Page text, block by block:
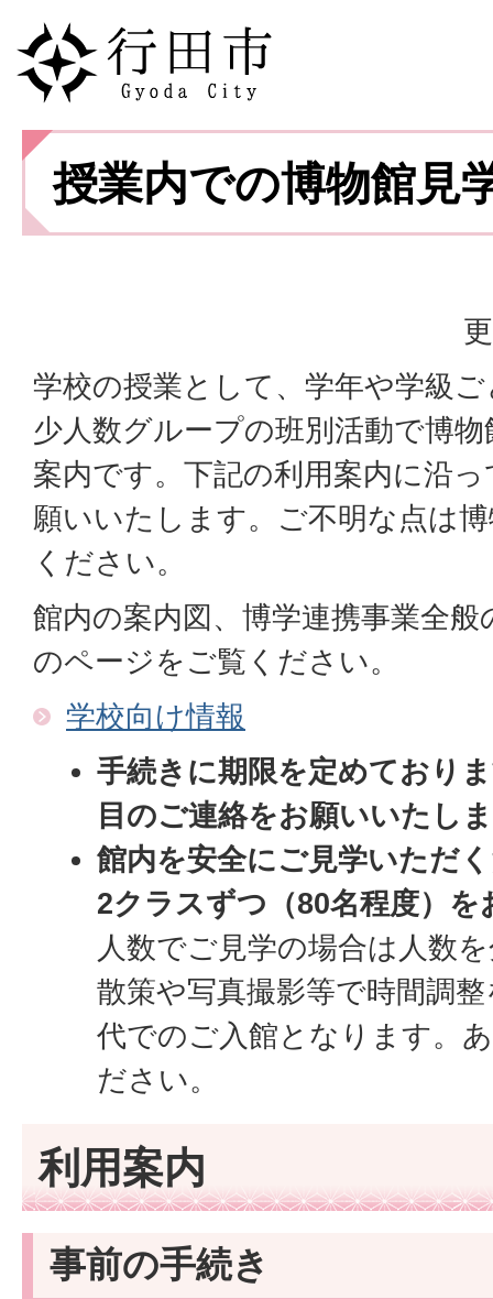
授業内での博物館見
学校の授業として、学年や学級
少人数グループの班別活動で博
案内です。下記の利用案内に沿
願いいたします。ご不明な点は
ください。
館内の案内図、博学連携事業全
のページをご覧ください。
学校向け情報
手続きに期限を定めており
目のご連絡をお願いいたし
館内を安全にご見学いただ
2クラスずつ（80名程度）
人数でご見学の場合は人数
散策や写真撮影等で時間調
代でのご入館となります。
ださい。
利用案内
事前の手続き